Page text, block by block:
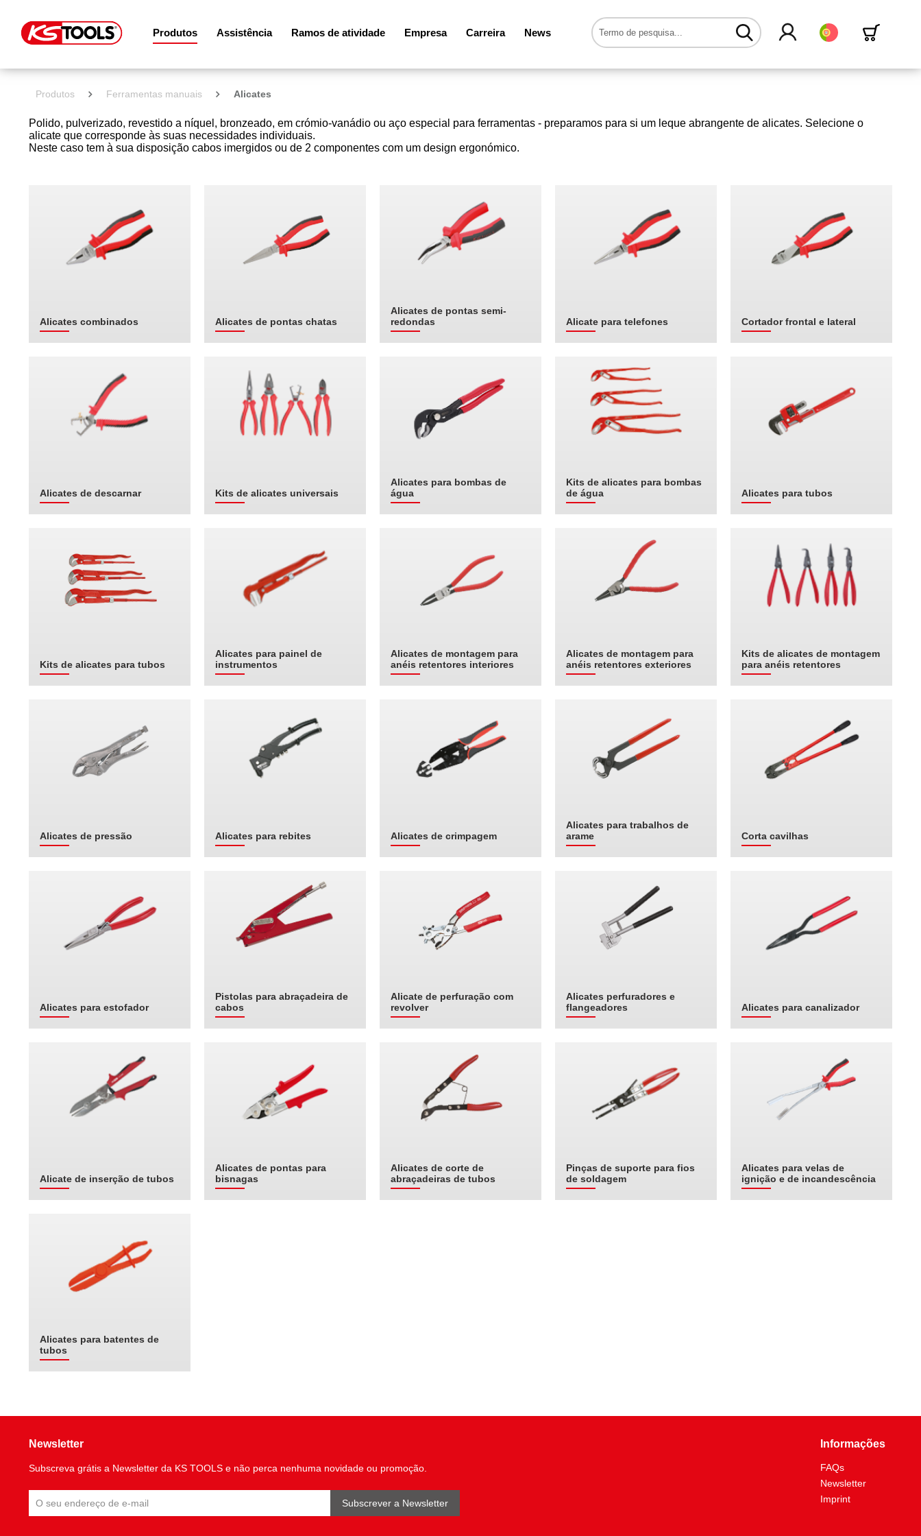
Produtos Assistência Ramos de atividade Empresa Carreira News Português
Produtos Ferramentas manuais Alicates
Polido, pulverizado, revestido a níquel, bronzeado, em crómio-vanádio ou aço especial para ferramentas - preparamos para si um leque abrangente de alicates. Selecione o
alicate que corresponde às suas necessidades individuais.
Neste caso tem à sua disposição cabos imergidos ou de 2 componentes com um design ergonómico.
Alicates combinados Alicates de pontas chatas
Alicates de pontas semi-
redondas
Alicate para telefones Cortador frontal e lateral
Alicates de descarnar Kits de alicates universais
Alicates para bombas de
água
Kits de alicates para bombas
de água
Alicates para tubos
Kits de alicates para tubos
Alicates para painel de
instrumentos
Alicates de montagem para
anéis retentores interiores
Alicates de montagem para
anéis retentores exteriores
Kits de alicates de montagem
para anéis retentores
Alicates de pressão Alicates para rebites Alicates de crimpagem
Alicates para trabalhos de
arame
Corta cavilhas
Alicates para estofador
Pistolas para abraçadeira de
cabos
Alicate de perfuração com
revolver
Alicates perfuradores e
flangeadores
Alicates para canalizador
Alicate de inserção de tubos
Alicates de pontas para
bisnagas
Alicates de corte de
abraçadeiras de tubos
Pinças de suporte para fios
de soldagem
Alicates para velas de
ignição e de incandescência
Alicates para batentes de
tubos
Newsletter
Subscreva grátis a Newsletter da KS TOOLS e não perca nenhuma novidade ou promoção.
Subscrever a Newsletter
Informações
FAQs
Newsletter
Imprint